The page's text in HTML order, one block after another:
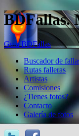
BDFallas.
Guía BDFallas
Buscador de
Rutas falleras
Artistas
Comisiones
¿Tienes fotos?
Contacto
Galería de fotos